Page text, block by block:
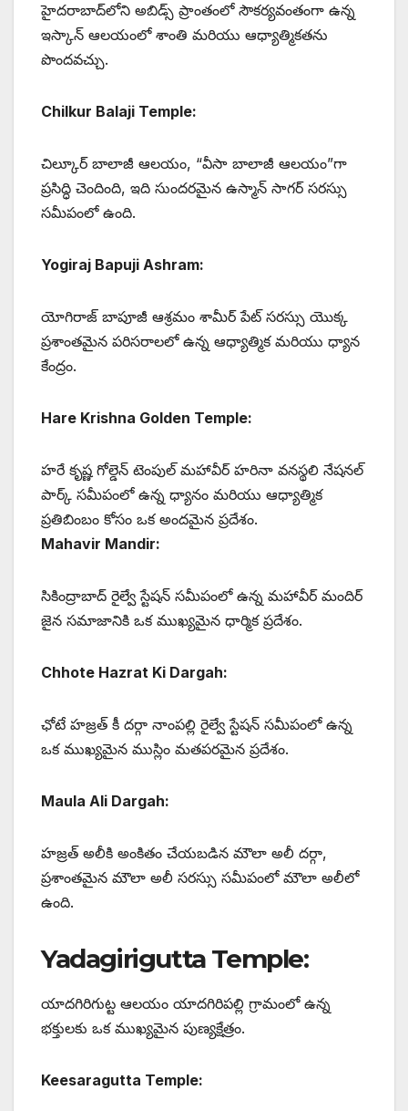
హైదరాబాద్‌లోని అబిడ్స్ ప్రాంతంలో సౌకర్యవంతంగా ఉన్న
ఇస్కాన్ ఆలయంలో శాంతి మరియు ఆధ్యాత్మికతను
పొందవచ్చు.
Chilkur Balaji Temple:
చిల్కూర్ బాలాజీ ఆలయం, “వీసా బాలాజీ ఆలయం”గా
ప్రసిద్ధి చెందింది, ఇది సుందరమైన ఉస్మాన్ సాగర్ సరస్సు
సమీపంలో ఉంది.
Yogiraj Bapuji Ashram:
యోగిరాజ్ బాపూజీ ఆశ్రమం శామీర్ పేట్ సరస్సు యొక్క
ప్రశాంతమైన పరిసరాలలో ఉన్న ఆధ్యాత్మిక మరియు ధ్యాన
కేంద్రం.
Hare Krishna Golden Temple:
హరే కృష్ణ గోల్డెన్ టెంపుల్ మహావీర్ హరినా వనస్థలి నేషనల్
పార్క్ సమీపంలో ఉన్న ధ్యానం మరియు ఆధ్యాత్మిక
ప్రతిబింబం కోసం ఒక అందమైన ప్రదేశం.
Mahavir Mandir:
సికింద్రాబాద్ రైల్వే స్టేషన్ సమీపంలో ఉన్న మహావీర్ మందిర్
జైన సమాజానికి ఒక ముఖ్యమైన ధార్మిక ప్రదేశం.
Chhote Hazrat Ki Dargah:
ఛోటే హజ్రత్ కీ దర్గా నాంపల్లి రైల్వే స్టేషన్ సమీపంలో ఉన్న
ఒక ముఖ్యమైన ముస్లిం మతపరమైన ప్రదేశం.
Maula Ali Dargah:
హజ్రత్ అలీకి అంకితం చేయబడిన మౌలా అలీ దర్గా,
ప్రశాంతమైన మౌలా అలీ సరస్సు సమీపంలో మౌలా అలీలో
ఉంది.
Yadagirigutta Temple:
యాదగిరిగుట్ట ఆలయం యాదగిరిపల్లి గ్రామంలో ఉన్న
భక్తులకు ఒక ముఖ్యమైన పుణ్యక్షేత్రం.
Keesaragutta Temple: